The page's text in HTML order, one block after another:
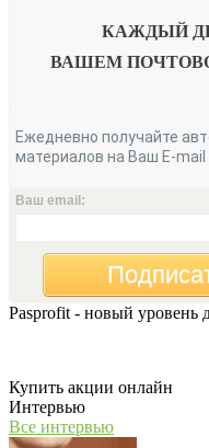
КАЖДЫЙ
ВАШЕМ
Ежедневно получайте
материалов на Ваш E-mail
Ваш email:
Pasprofit - новый уровень
Купить акции онлайн
Интервью
Все интервью